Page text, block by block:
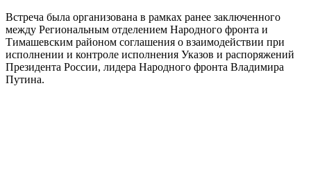
Встреча была организована в рамках ранее заключенного
между Региональным отделением Народного фронта и
Тимашевским районом соглашения о взаимодействии при
исполнении и контроле исполнения Указов и распоряжений
Президента России, лидера Народного фронта Владимира
Путина.